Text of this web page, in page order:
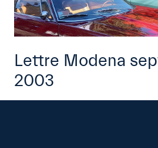
Lettre Modena
2003